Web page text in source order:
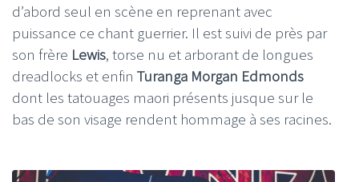
d’abord seul en scène en reprenant avec
puissance ce chant guerrier. Il est suivi de près par
son frère Lewis, torse nu et arborant de longues
dreadlocks et enfin Turanga Morgan Edmonds
dont les tatouages maori présents jusque sur le
bas de son visage rendent hommage à ses racines.